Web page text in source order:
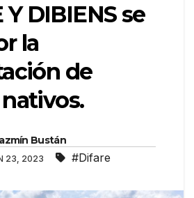
Y DIBIENS se
la
de
Bustán
23, 2023 #Difare